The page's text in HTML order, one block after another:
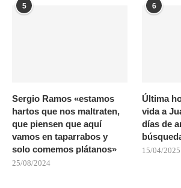
5
Sergio Ramos «estamos
hartos que nos maltraten,
que piensen que aquí
vamos en taparrabos y
solo comemos plátanos»
25/08/2024
6
Última
vida a
días de
15/04/2025